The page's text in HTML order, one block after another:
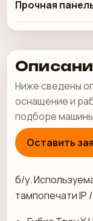
Прочная
Ниже сведены
оснащение и
подборе
Оставить
б/у.
тампопечати IP